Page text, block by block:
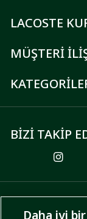
LACOSTE
MÜŞTERİ
BİZİ TAKİP
ÖDEME SEÇENEKLERİ
Daha iyi